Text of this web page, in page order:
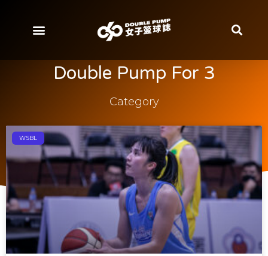
Double Pump For 3
Category
WSBL